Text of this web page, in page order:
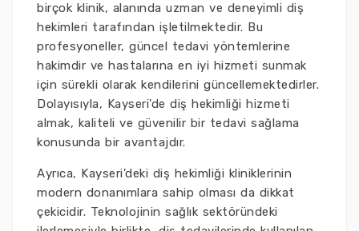
birçok klinik, alanında uzman ve deneyimli diş
hekimleri tarafından işletilmektedir. Bu
profesyoneller, güncel tedavi yöntemlerine
hakimdir ve hastalarına en iyi hizmeti sunmak
için sürekli olarak kendilerini güncellemektedirler.
Dolayısıyla, Kayseri'de diş hekimliği hizmeti
almak, kaliteli ve güvenilir bir tedavi sağlama
konusunda bir avantajdır.
Ayrıca, Kayseri'deki diş hekimliği kliniklerinin
modern donanımlara sahip olması da dikkat
çekicidir. Teknolojinin sağlık sektöründeki